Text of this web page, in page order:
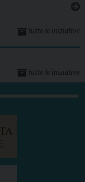
tutte le iniziative
tutte le iniziative